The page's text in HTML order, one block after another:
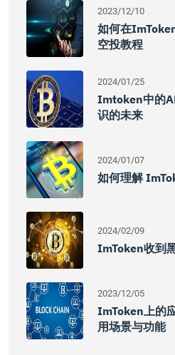
2023/12/10
如何在
空投教程
2024/01/25
Imtoken中的
识的未来
2024/01/07
如何理解
2024/02/09
ImToken收到
2023/12/05
ImToken上的
用场景与功能